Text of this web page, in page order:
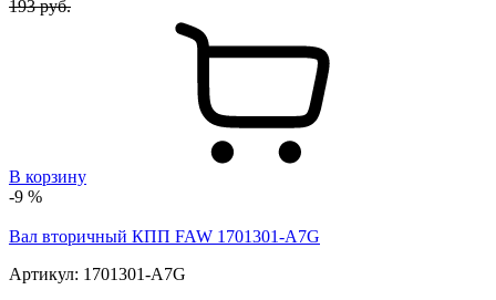
193 руб.
В корзину
-9 %
Вал вторичный КПП FAW 1701301-A7G
Артикул: 1701301-A7G